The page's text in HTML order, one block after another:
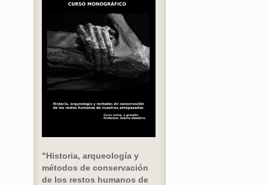
"Historia, arqueología y
métodos de conservación
de los restos humanos de